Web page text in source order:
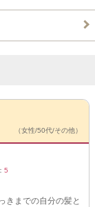
（女性/50代/その他）
5
きまでの自分の髪と